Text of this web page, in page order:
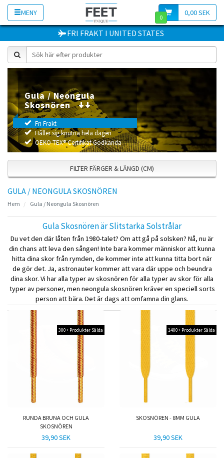
MENY 0,00 SEK
0
FRI FRAKT I UNITED STATES
Gula / Neongula
Skosnören
Fri Frakt
Håller sig knutna hela dagen
OEKO-TEX® Certifikat Godkända
FILTER FÄRGER & LÄNGD (CM)
GULA / NEONGULA SKOSNÖREN
Hem Gula / Neongula Skosnören
Gula Skosnören är Slitstarka Solstrålar
Du vet den där låten från 1980-talet? Om att gå på solsken? Nå, nu är
din chans att leva den sången! Inte bara kommer människor att kunna
hitta dina skor från rymden, de kommer inte att kunna titta bort när
de gör det. Ja, astronauter kommer att vara där uppe och beundra
dina skor. Vi har alla typer av skosnören för alla typer av skor för alla
typer av personer, men neongula skosnören kräver en speciell sorts
person att bära. Det är dags att omfamna din glans.
300+ Produkter Sålda
RUNDA BRUNA OCH GULA
SKOSNÖREN
39,90 SEK
1400+ Produkter Sålda
SKOSNÖREN - 8MM GULA
39,90 SEK